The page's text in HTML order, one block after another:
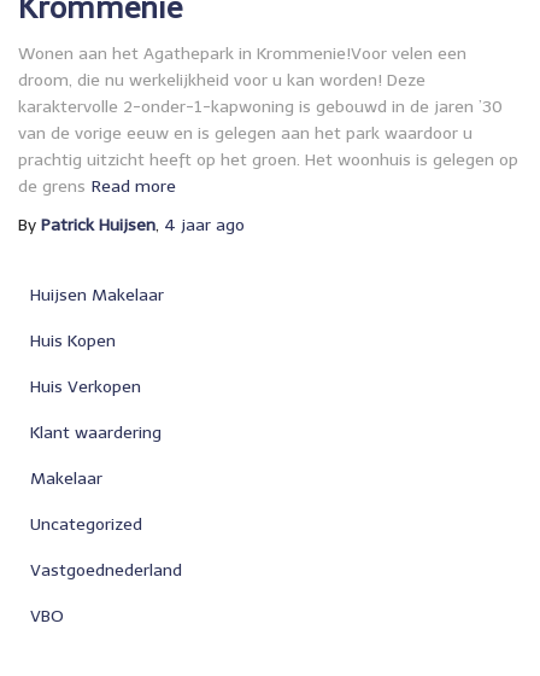
Krommenie
Wonen aan het Agathepark in Krommenie!Voor velen een
droom, die nu werkelijkheid voor u kan worden! Deze
karaktervolle 2-onder-1-kapwoning is gebouwd in de jaren ’30
van de vorige eeuw en is gelegen aan het park waardoor u
prachtig uitzicht heeft op het groen. Het woonhuis is gelegen op
de grens Read more
By Patrick Huijsen, 4 jaar ago
Huijsen Makelaar
Huis Kopen
Huis Verkopen
Klant waardering
Makelaar
Uncategorized
Vastgoednederland
VBO